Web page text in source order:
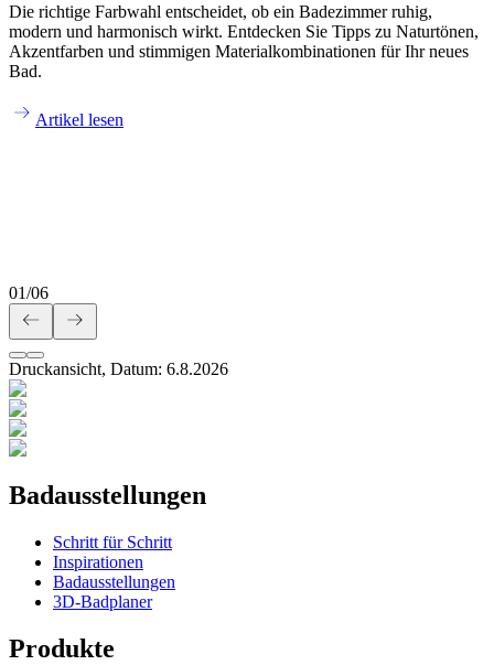
Die richtige Farbwahl entscheidet, ob ein Badezimmer ruhig,
modern und harmonisch wirkt. Entdecken Sie Tipps zu Naturtönen,
Akzentfarben und stimmigen Materialkombinationen für Ihr neues
Bad.
Artikel lesen
01/06
Druckansicht, Datum: 6.8.2026
Badausstellungen
Schritt für Schritt
Inspirationen
Badausstellungen
3D-Badplaner
Produkte